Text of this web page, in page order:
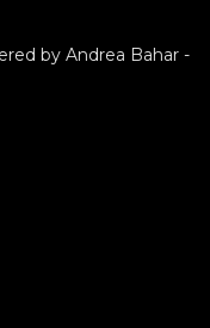
by Andrea Bahar -